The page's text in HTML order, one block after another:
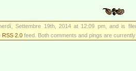
Settembre 19th, 2014 at 12:09 pm, and is
RSS 2.0 feed. Both comments and pings are